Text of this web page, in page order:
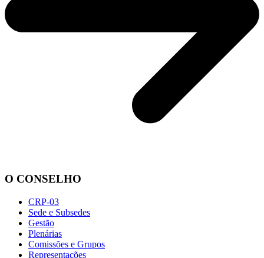
O CONSELHO
CRP-03
Sede e Subsedes
Gestão
Plenárias
Comissões e Grupos
Representações